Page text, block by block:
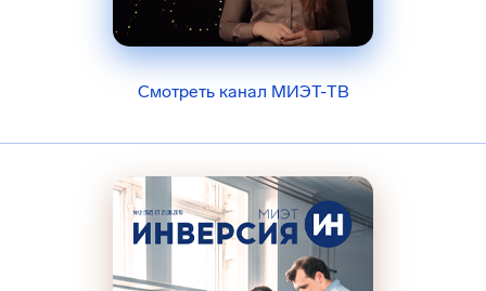
Смотреть канал МИЭТ-ТВ